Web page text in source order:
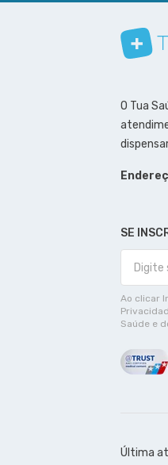
Conheça
Siga a
Siga a
O Tua
SE
Ao clicar
Saúde e
Última